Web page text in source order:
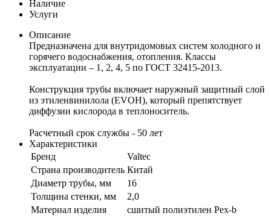
Наличие
Услуги
Описание
Предназначена для внутридомовых систем холодного и
горячего водоснабжения, отопления. Классы
эксплуатации – 1, 2, 4, 5 по ГОСТ 32415-2013.
Конструкция трубы включает наружный защитный слой
из этиленвинилола (EVOH), который препятствует
диффузии кислорода в теплоноситель.
Расчетный срок службы - 50 лет
Характеристики
Бренд
Valtec
Страна производитель Китай
Диаметр трубы, мм
16
Толщина стенки, мм
2,0
Материал изделия
сшитый полиэтилен Pex-b